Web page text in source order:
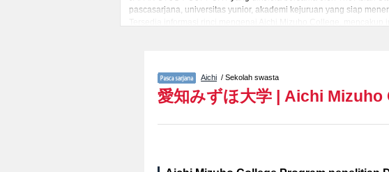
pascasarjana, universitas yunior, akademi kejuruan yang siap
Tersedia informasi rinci mengenai Aichi Mizuho College,
Aichi / Sekolah swasta
愛知みずほ大学 | Aichi Mizuho